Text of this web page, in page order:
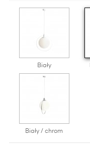
Biały
Biały / chrom